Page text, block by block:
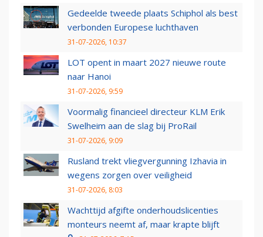
Gedeelde tweede plaats Schiphol als best
verbonden Europese luchthaven
31-07-2026, 10:37
LOT opent in maart 2027 nieuwe route
naar Hanoi
31-07-2026, 9:59
Voormalig financieel directeur KLM Erik
Swelheim aan de slag bij ProRail
31-07-2026, 9:09
Rusland trekt vliegvergunning Izhavia in
wegens zorgen over veiligheid
31-07-2026, 8:03
Wachttijd afgifte onderhoudslicenties
monteurs neemt af, maar krapte blijft